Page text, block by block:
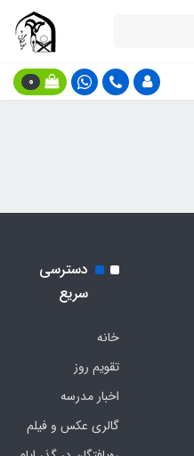
0
دسترسی
سریع
خانه
تقویم روز
اخبار مدرسه
گالری عکس و فیلم